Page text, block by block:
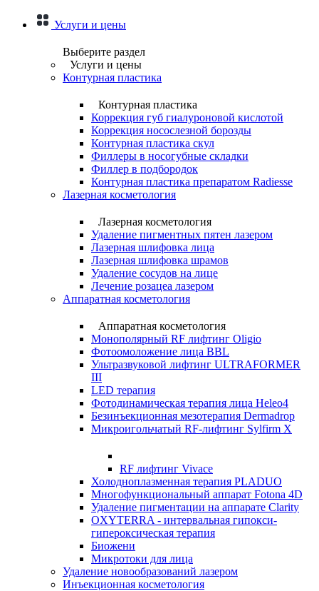
Услуги и цены
Выберите раздел
Услуги и цены
Контурная пластика
Контурная пластика
Коррекция губ гиалуроновой кислотой
Коррекция носослезной борозды
Контурная пластика скул
Филлеры в носогубные складки
Филлер в подбородок
Контурная пластика препаратом Radiesse
Лазерная косметология
Лазерная косметология
Удаление пигментных пятен лазером
Лазерная шлифовка лица
Лазерная шлифовка шрамов
Удаление сосудов на лице
Лечение розацеа лазером
Аппаратная косметология
Аппаратная косметология
Монополярный RF лифтинг Oligio
Фотоомоложение лица BBL
Ультразвуковой лифтинг ULTRAFORMER
III
LED терапия
Фотодинамическая терапия лица Heleo4
Безинъекционная мезотерапия Dermadrop
Микроигольчатый RF-лифтинг Sylfirm X
RF лифтинг Vivace
Холодноплазменная терапия PLADUO
Многофункциональный аппарат Fotona 4D
Удаление пигментации на аппарате Clarity
OXYTERRA - интервальная гипокси-
гипероксическая терапия
Биожени
Микротоки для лица
Удаление новообразований лазером
Инъекционная косметология